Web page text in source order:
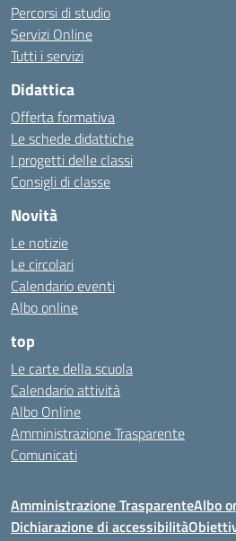
Percorsi di studio
Servizi Online
Tutti i servizi
Didattica
Offerta formativa
Le schede didattiche
I progetti delle classi
Consigli di classe
Novità
Le notizie
Le circolari
Calendario eventi
Albo online
top
Le carte della scuola
Calendario attività
Albo Online
Amministrazione Trasparente
Comunicati
Amministrazione TrasparenteAlbo
Dichiarazione di accessibilità